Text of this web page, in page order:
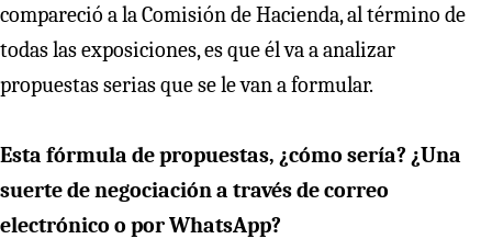
compareció a la Comisión de Hacienda, al término de
todas las exposiciones, es que él va a analizar
propuestas serias que se le van a formular.
Esta fórmula de propuestas, ¿cómo sería? ¿Una
suerte de negociación a través de correo
electrónico o por WhatsApp?